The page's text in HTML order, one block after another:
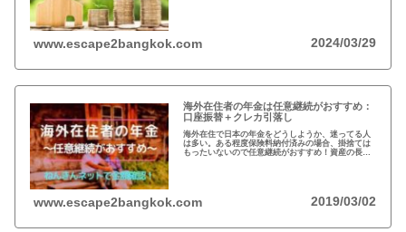
www.escape2bangkok.com 2024/03/29
海外在住者の年金は任意継続がおすすめ：
口座振替＋クレカ引落し
海外在住で日本の年金をどうしようか、迷ってる人
は多い。ある程度保険料納付済みの場合、掛捨ては
もったいないので任意継続がおすすめ！資産の長期
www.escape2bangkok.com 2019/03/02